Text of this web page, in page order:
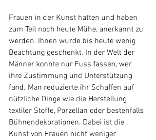
Frauen in der Kunst hatten und haben
zum Teil noch heute Mühe, anerkannt zu
werden. Ihnen wurde bis heute wenig
Beachtung geschenkt. In der Welt der
Männer konnte nur Fuss fassen, wer
ihre Zustimmung und Unterstützung
fand. Man reduzierte ihr Schaffen auf
nützliche Dinge wie die Herstellung
textiler Stoffe, Porzellan oder bestenfalls
Bühnendekorationen. Dabei ist die
Kunst von Frauen nicht weniger